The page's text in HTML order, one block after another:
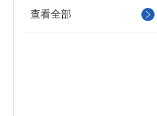
查看全部